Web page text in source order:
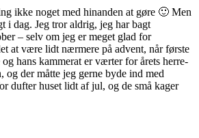
ikke noget med hinanden at gøre 🙂 Men
i dag. Jeg tror aldrig, jeg har bagt
– selv om jeg er meget glad for
at være lidt nærmere på advent, når første
hans kammerat er værter for årets herre-
og der måtte jeg gerne byde ind med
dufter huset lidt af jul, og de små kager